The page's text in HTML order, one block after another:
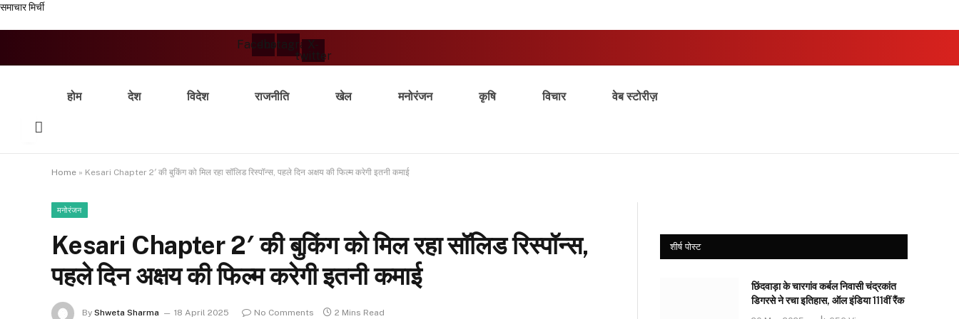
समाचार मिर्ची
FacebookInstagram
twitter
होम देश विदेश राजनीति खेल मनोरंजन कृषि विचार वेब स्टोरीज़
Home » Kesari Chapter 2′ की बुकिंग को मिल रहा सॉलिड रिस्पॉन्स, पहले दिन अक्षय की फिल्म करेगी इतनी कमाई
मनोरंजन
Kesari Chapter 2′ की बुकिंग को मिल रहा सॉलिड रिस्पॉन्स,
पहले दिन अक्षय की फिल्म करेगी इतनी कमाई
By Shweta Sharma 18 April 2025 No Comments 2 Mins Read
शीर्ष पोस्ट
छिंदवाड़ा के चारगांव कर्बल निवासी चंद्रकांत
डिगरसे ने रचा इतिहास, ऑल इंडिया 111वीं रैंक